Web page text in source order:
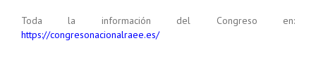
Toda la información del Congreso en:
https://congresonacionalraee.es/